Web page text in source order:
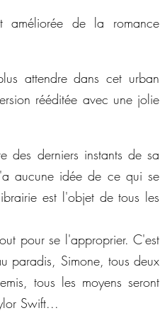
améliorée de la romance
attendre dans cet urban
rééditée avec une jolie
derniers instants de sa
aucune idée de ce qui se
est l'objet de tous les
pour se l'approprier. C'est
paradis, Simone, tous deux
tous les moyens seront
Swift...